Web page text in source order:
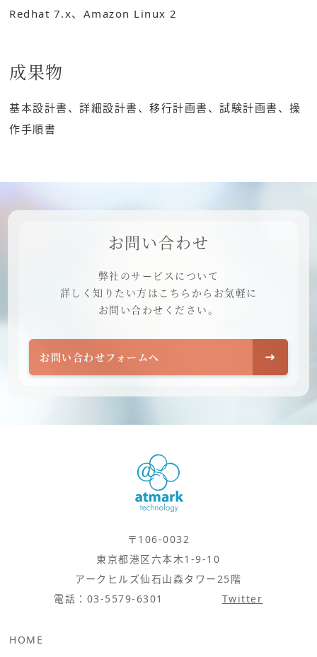
Redhat 7.x、 Amazon Linux 2
成果物
基本設計書、詳細設計書、移行計画書、試験計画書、操
作手順書
お問い合わせ
弊社のサービスについて
詳しく知りたい方は こちらからお気軽に
お問い合わせください。
お問い合わせフォームへ
〒106-0032
東京都港区六本木1-9-10
アークヒルズ仙石山森タワー25階
電話： 03-5579-6301 Twitter
HOME